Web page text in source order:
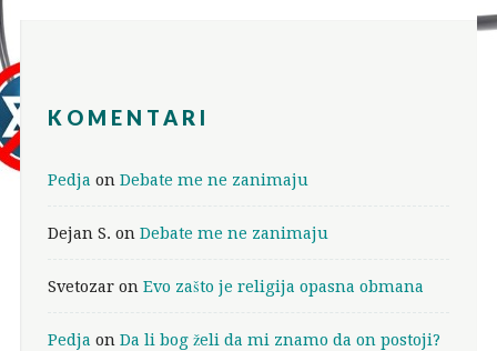
KOMENTARI
Pedja on Debate me ne zanimaju
Dejan S. on Debate me ne zanimaju
Svetozaron Evo zašto je religija opasna obmana
Pedja on Da li bog želi da mi znamo da on postoji?